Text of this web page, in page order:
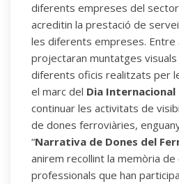
diferents empreses del
acreditin la prestació de
les diferents empreses. Entre
projectaran muntatges
diferents oficis realitzats per
el marc del Dia Internacional
continuar les activitats de
de dones ferroviàries,
“Narrativa de Dones del
anirem recollint la memòria
professionals que han